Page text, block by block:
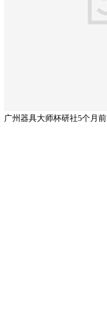
广州器具大师杯研社5个月前